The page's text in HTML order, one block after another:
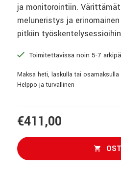
ja monitorointiin.
meluneristys ja
pitkiin
Toimitettavissa noin 5-7
Maksa heti, laskulla tai
Helppo ja turvallinen
€411,00